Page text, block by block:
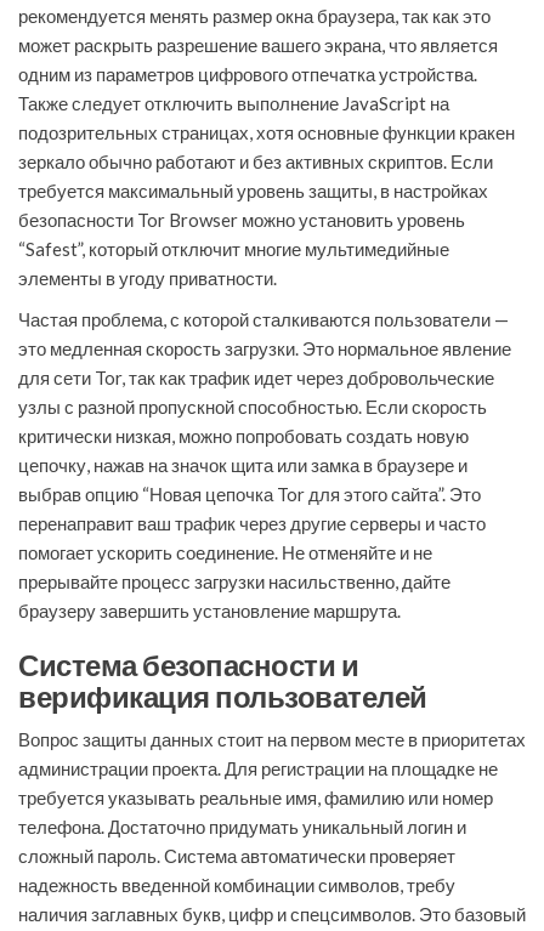
рекомендуется менять размер окна браузера, так как это
может раскрыть разрешение вашего экрана, что является
одним из параметров цифрового отпечатка устройства.
Также следует отключить выполнение JavaScript на
подозрительных страницах, хотя основные функции кракен
зеркало обычно работают и без активных скриптов. Если
требуется максимальный уровень защиты, в настройках
безопасности Tor Browser можно установить уровень
“Safest”, который отключит многие мультимедийные
элементы в угоду приватности.
Частая проблема, с которой сталкиваются пользователи —
это медленная скорость загрузки. Это нормальное явление
для сети Tor, так как трафик идет через добровольческие
узлы с разной пропускной способностью. Если скорость
критически низкая, можно попробовать создать новую
цепочку, нажав на значок щита или замка в браузере и
выбрав опцию “Новая цепочка Tor для этого сайта”. Это
перенаправит ваш трафик через другие серверы и часто
помогает ускорить соединение. Не отменяйте и не
прерывайте процесс загрузки насильственно, дайте
браузеру завершить установление маршрута.
Система безопасности и
верификация пользователей
Вопрос защиты данных стоит на первом месте в приоритетах
администрации проекта. Для регистрации на площадке не
требуется указывать реальные имя, фамилию или номер
телефона. Достаточно придумать уникальный логин и
сложный пароль. Система автоматически проверяет
надежность введенной комбинации символов, требу
наличия заглавных букв, цифр и спецсимволов. Это базовый